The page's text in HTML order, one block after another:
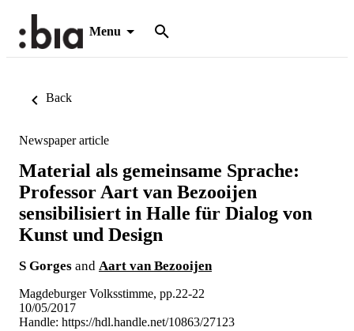
Menu
Back
Newspaper article
Material als gemeinsame Sprache:
Professor Aart van Bezooijen
sensibilisiert in Halle für Dialog von
Kunst und Design
S Gorges and Aart van Bezooijen
Magdeburger Volksstimme, pp.22-22
10/05/2017
Handle: https://hdl.handle.net/10863/27123